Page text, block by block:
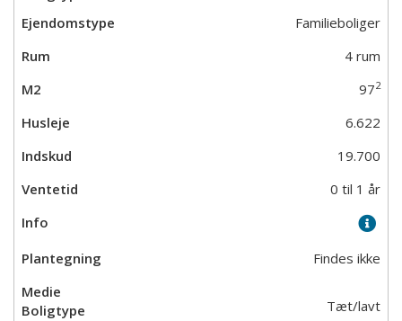
Familieboliger
4 rum
972
6.622
19.700
0 til 1 år
Findes ikke
Tæt/lavt